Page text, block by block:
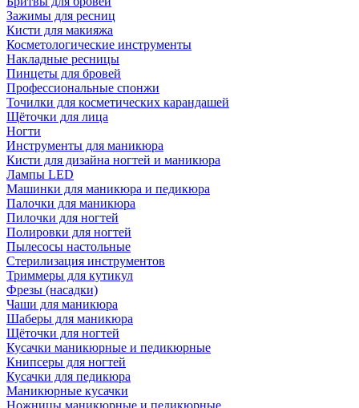
Зажимы для ресниц
Кисти для макияжа
Косметологические инструменты
Накладные ресницы
Пинцеты для бровей
Профессиональные спонжи
Точилки для косметических карандашей
Щёточки для лица
Ногти
Инструменты для маникюра
Кисти для дизайна ногтей и маникюра
Лампы LED
Машинки для маникюра и педикюра
Палочки для маникюра
Пилочки для ногтей
Полировки для ногтей
Пылесосы настольные
Стерилизация инструментов
Триммеры для кутикул
Фрезы (насадки)
Чаши для маникюра
Шаберы для маникюра
Щёточки для ногтей
Кусачки маникюрные и педикюрные
Книпсеры для ногтей
Кусачки для педикюра
Маникюрные кусачки
Ножницы маникюрные и педикюрные